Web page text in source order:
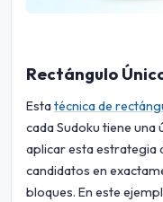
Rectángulo
Estatécnica de
cada Sudoku tiene
aplicar esta estrategia
candidatos en
bloques. En este